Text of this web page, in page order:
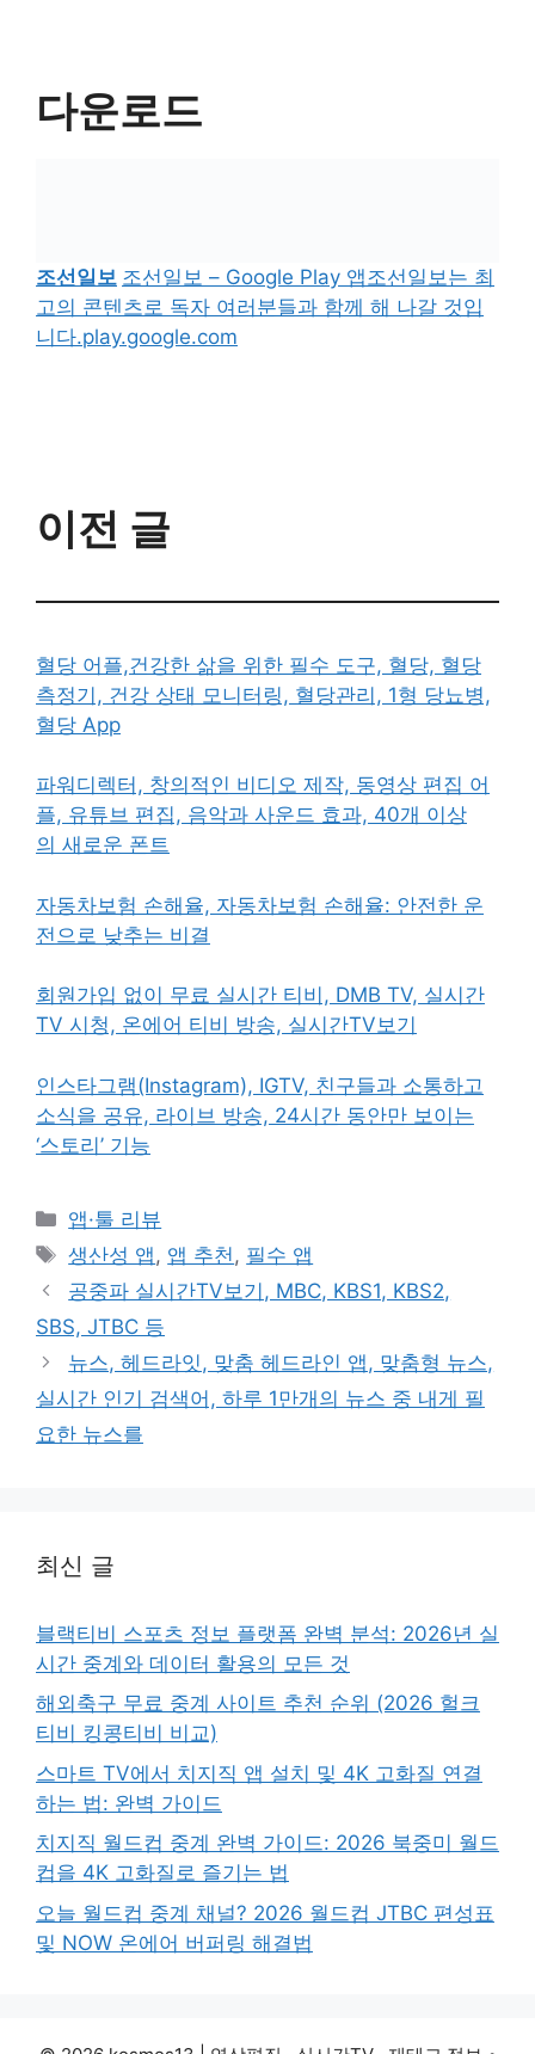
다운로드
조선일보 조선일보 – Google Play 앱조선일보는 최
고의 콘텐츠로 독자 여러분들과 함께 해 나갈 것입
니다.play.google.com
이전 글
혈당 어플,건강한 삶을 위한 필수 도구, 혈당, 혈당
측정기, 건강 상태 모니터링, 혈당관리, 1형 당뇨병,
혈당 App
파워디렉터, 창의적인 비디오 제작, 동영상 편집 어
플, 유튜브 편집, 음악과 사운드 효과, 40개 이상
의 새로운 폰트
자동차보험 손해율, 자동차보험 손해율: 안전한 운
전으로 낮추는 비결
회원가입 없이 무료 실시간 티비, DMB TV, 실시간
TV 시청, 온에어 티비 방송, 실시간TV보기
인스타그램(Instagram), IGTV, 친구들과 소통하고
소식을 공유, 라이브 방송, 24시간 동안만 보이는
‘스토리’ 기능
카
테
고
리
앱·툴 리뷰
태
그
생산성 앱 , 앱 추천 , 필수 앱
공중파 실시간TV보기, MBC, KBS1, KBS2,
SBS, JTBC 등
뉴스, 헤드라잇, 맞춤 헤드라인 앱, 맞춤형 뉴스,
실시간 인기 검색어, 하루 1만개의 뉴스 중 내게 필
요한 뉴스를
최신 글
블랙티비 스포츠 정보 플랫폼 완벽 분석: 2026년 실
시간 중계와 데이터 활용의 모든 것
해외축구 무료 중계 사이트 추천 순위 (2026 헐크
티비 킹콩티비 비교)
스마트 TV에서 치지직 앱 설치 및 4K 고화질 연결
하는 법: 완벽 가이드
치지직 월드컵 중계 완벽 가이드: 2026 북중미 월드
컵을 4K 고화질로 즐기는 법
오늘 월드컵 중계 채널? 2026 월드컵 JTBC 편성표
및 NOW 온에어 버퍼링 해결법